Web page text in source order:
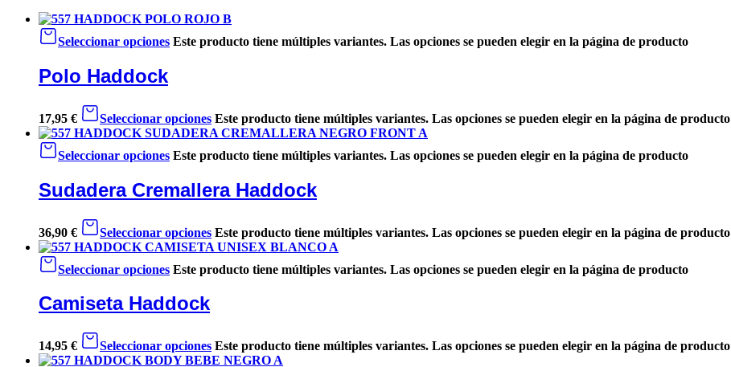
Seleccionar opciones Este producto tiene múltiples variantes. Las opciones se pueden elegir en la página de producto
Polo Haddock
17,95 € Seleccionar opciones Este producto tiene múltiples variantes. Las opciones se pueden elegir en la página de producto
Seleccionar opciones Este producto tiene múltiples variantes. Las opciones se pueden elegir en la página de producto
Sudadera Cremallera Haddock
36,90 € Seleccionar opciones Este producto tiene múltiples variantes. Las opciones se pueden elegir en la página de producto
Seleccionar opciones Este producto tiene múltiples variantes. Las opciones se pueden elegir en la página de producto
Camiseta Haddock
14,95 € Seleccionar opciones Este producto tiene múltiples variantes. Las opciones se pueden elegir en la página de producto